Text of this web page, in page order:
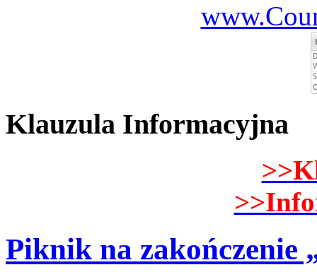
Klauzula Informacyjna
Piknik na zakończenie